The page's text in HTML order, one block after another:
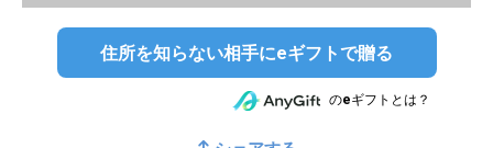
住所を知らない相手にeギフトで贈る
のeギフトとは？